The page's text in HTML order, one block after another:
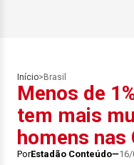
Início> Brasil
Menos de
tem mais
homens nas
PorEstadão Conteúdo